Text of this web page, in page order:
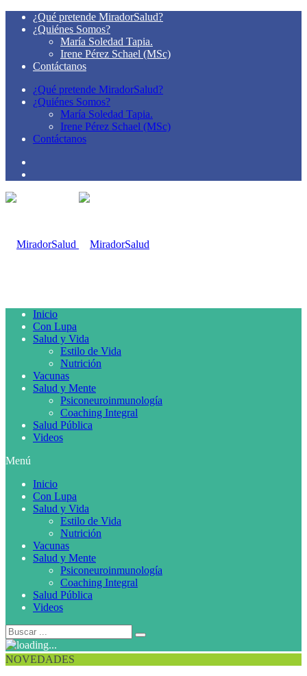
¿Qué pretende MiradorSalud?
¿Quiénes Somos?
María Soledad Tapia.
Irene Pérez Schael (MSc)
Contáctanos
¿Qué pretende MiradorSalud?
¿Quiénes Somos?
María Soledad Tapia.
Irene Pérez Schael (MSc)
Contáctanos
Inicio
Con Lupa
Salud y Vida
Estilo de Vida
Nutrición
Vacunas
Salud y Mente
Psiconeuroinmunología
Coaching Integral
Salud Pública
Videos
Menú
Inicio
Con Lupa
Salud y Vida
Estilo de Vida
Nutrición
Vacunas
Salud y Mente
Psiconeuroinmunología
Coaching Integral
Salud Pública
Videos
NOVEDADES